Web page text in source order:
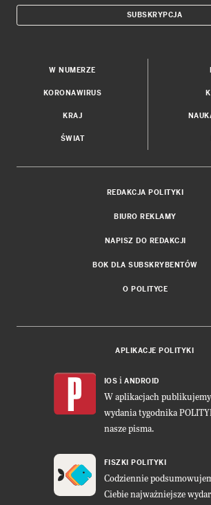
SUBSKRYPCJA
W NUMERZE
KORONAWIRUS
KRAJ
ŚWIAT
REDAKCJA POLITYKI
BIURO REKLAMY
NAPISZ DO REDAKCJI
BOK DLA SUBSKRYBENTÓW
O POLITYCE
APLIKACJE POLITYKI
IOS i ANDROID
W aplikacjach publikujemy
wydania tygodnika
nasze pisma.
FISZKI POLITYKI
Codziennie
Ciebie najważniejsze